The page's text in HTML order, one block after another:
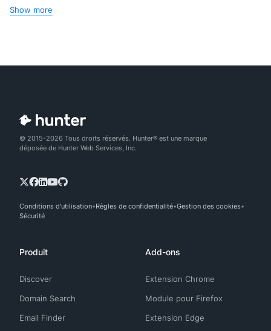
Show more
© 2015-2026 Tous droits réservés. Hunter® est une marque
déposée de Hunter Web Services, Inc.
Conditions d'utilisation Règles de confidentialité Gestion des cookies
Sécurité
Produit
Discover
Domain Search
Email Finder
Add-ons
Extension Chrome
Module pour Firefox
Extension Edge